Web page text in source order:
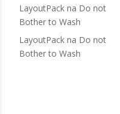
LayoutPack na Do not
Bother to Wash
LayoutPack na Do not
Bother to Wash